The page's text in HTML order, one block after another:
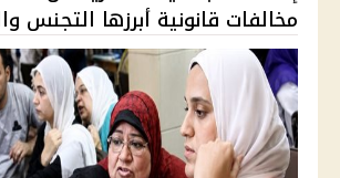
مخالفات قانونية أبرزها التجنس